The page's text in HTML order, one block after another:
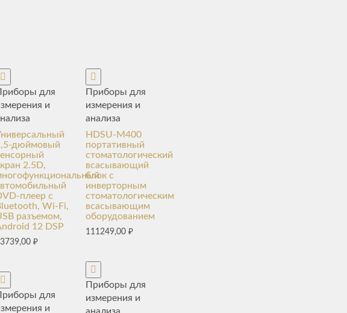
для
и
дюймовый
2.5D,
плеер с
Wi-Fi,
разъемом,
12 DSP
₽
для
и
Приборы для
измерения и
анализа
HDSU-M400
портативный
стоматологический
всасывающий
блок с
инверторным
стоматологическим
всасывающим
оборудованием
111249,00 ₽
Приборы для
измерения и